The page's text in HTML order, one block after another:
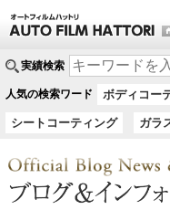
実績検索
人気の検索ワード ボディコー
シートコーティング ガラ